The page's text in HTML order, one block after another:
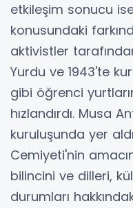
etkileşim sonucu
konusundaki
aktivistler
Yurdu ve 1943'te
gibi öğrenci
hızlandırdı. Musa
kuruluşunda yer
Cemiyeti'nin
bilincini ve dilleri,
durumları